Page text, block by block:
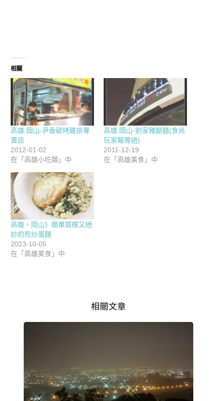
相關
高雄.岡山-尹香碳烤雞排專
賣店
2012-01-02
在「高雄小吃類」中
高雄.岡山-劉家豬腳麵(食尚
玩家報導過)
2011-12-19
在「高雄美食」中
高雄。岡山》簡單質樸又絕
妙的煎炒蛋麵
2023-10-05
在「高雄美食」中
相關文章